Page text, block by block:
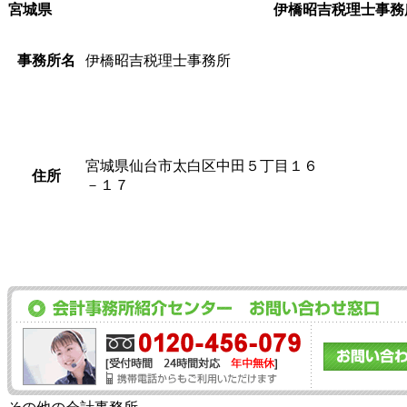
宮城県 伊橋昭吉税理士事務
事務所名 伊橋昭吉税理士事務所
住所
宮城県仙台市太白区中田５丁目１６
－１７